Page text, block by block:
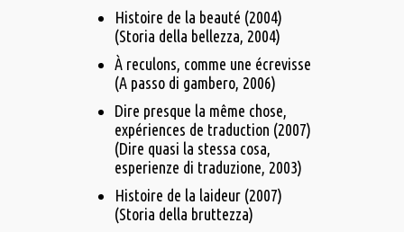
Histoire de la beauté (2004)
(Storia della bellezza, 2004)
À reculons, comme une écrevisse
(A passo di gambero, 2006)
Dire presque la même chose,
expériences de traduction (2007)
(Dire quasi la stessa cosa,
esperienze di traduzione, 2003)
Histoire de la laideur (2007)
(Storia della bruttezza)